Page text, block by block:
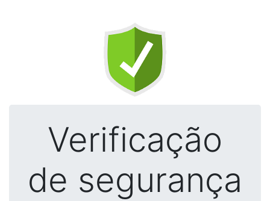
Verificação
de segurança